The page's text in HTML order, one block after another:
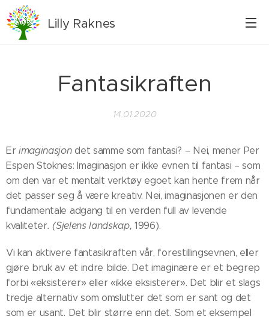
Lilly Raknes
Fantasikraften
14.01.2020
Erimaginasjondet samme som fantasi? – Nei, mener Per
Espen Stoknes: Imaginasjon er ikke evnen til fantasi – som
om den var et mentalt verktøy egoet kan hente frem når
det passer seg å være kreativ. Nei, imaginasjonen er den
fundamentale adgang til en verden full av levende
kvaliteter. (Sjelens landskap, 1996).
Vi kan aktivere fantasikraften vår, forestillingsevnen, eller
gjøre bruk av et indre bilde. Det imaginære er et begrep
forbi «eksisterer» eller «ikke eksisterer». Det blir et slags
tredje alternativ som omslutter det som er sant og det
som er usant. Det blir større enn det. Som et eksempel